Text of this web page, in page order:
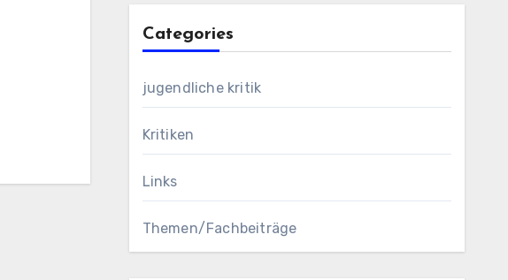
Categories
jugendliche kritik
Kritiken
Links
Themen/Fachbeiträge